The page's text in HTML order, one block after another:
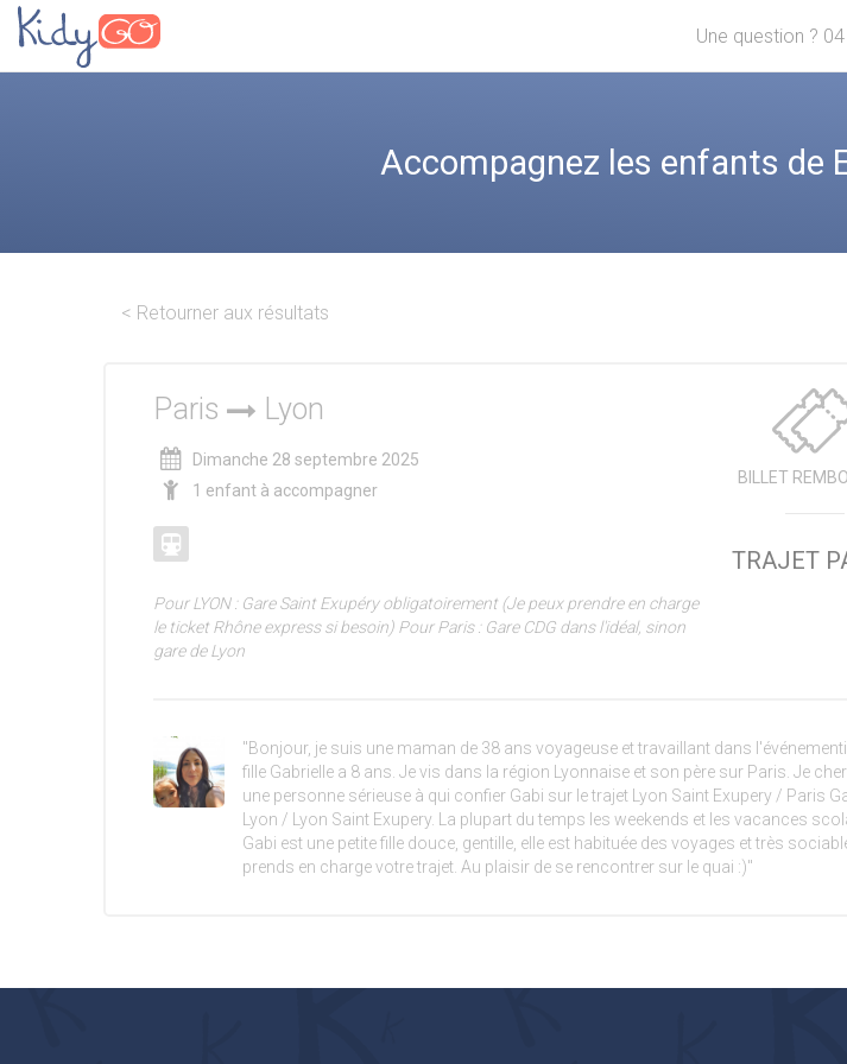
Une question ?
Accompagnez les enfants de
< Retourner aux résultats
Paris Lyon
Dimanche 28 septembre 2025
1 enfant à accompagner
Pour LYON : Gare Saint Exupéry obligatoirement (Je peux prendre en charge
le ticket Rhône express si besoin) Pour Paris : Gare CDG dans l'idéal, sinon
gare de Lyon
BILLET
TRAJET
"Bonjour, je suis une maman de 38 ans voyageuse et travaillant dans
fille Gabrielle a 8 ans. Je vis dans la région Lyonnaise et son père sur Paris. Je
une personne sérieuse à qui confier Gabi sur le trajet Lyon Saint Exupery / Paris
Lyon / Lyon Saint Exupery. La plupart du temps les weekends et les vacances
Gabi est une petite fille douce, gentille, elle est habituée des voyages et très
prends en charge votre trajet. Au plaisir de se rencontrer sur le quai :)"